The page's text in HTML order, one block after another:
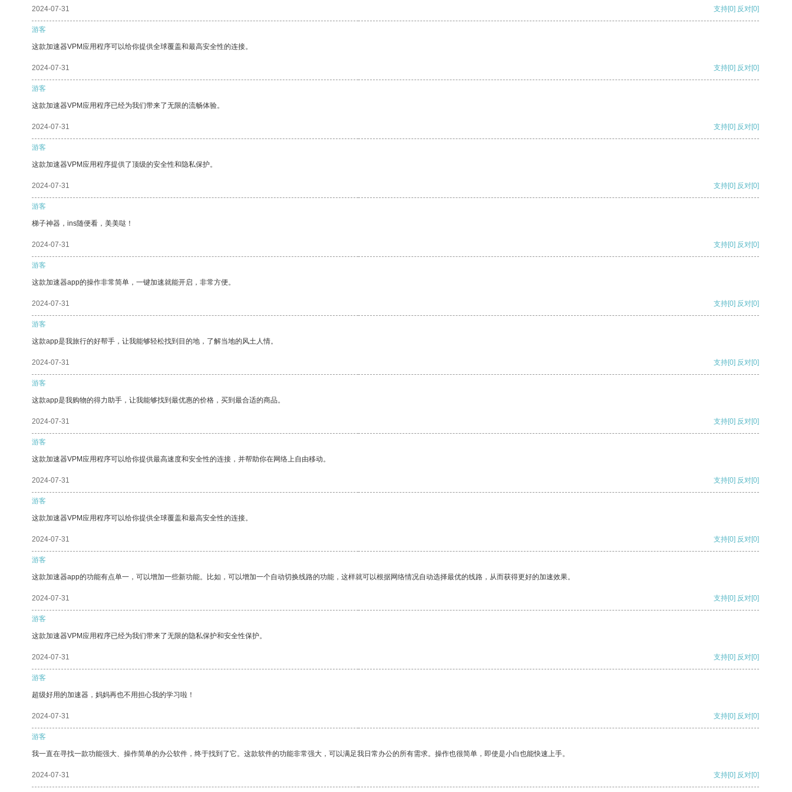
2024-07-31 支持[0] 反对[0]
游客
这款加速器VPM应用程序可以给你提供全球覆盖和最高安全性的连接。
2024-07-31 支持[0] 反对[0]
游客
这款加速器VPM应用程序已经为我们带来了无限的流畅体验。
2024-07-31 支持[0] 反对[0]
游客
这款加速器VPM应用程序提供了顶级的安全性和隐私保护。
2024-07-31 支持[0] 反对[0]
游客
梯子神器，ins随便看，美美哒！
2024-07-31 支持[0] 反对[0]
游客
这款加速器app的操作非常简单，一键加速就能开启，非常方便。
2024-07-31 支持[0] 反对[0]
游客
这款app是我旅行的好帮手，让我能够轻松找到目的地，了解当地的风土人情。
2024-07-31 支持[0] 反对[0]
游客
这款app是我购物的得力助手，让我能够找到最优惠的价格，买到最合适的商品。
2024-07-31 支持[0] 反对[0]
游客
这款加速器VPM应用程序可以给你提供最高速度和安全性的连接，并帮助你在网络上自由移动。
2024-07-31 支持[0] 反对[0]
游客
这款加速器VPM应用程序可以给你提供全球覆盖和最高安全性的连接。
2024-07-31 支持[0] 反对[0]
游客
这款加速器app的功能有点单一，可以增加一些新功能。比如，可以增加一个自动切换线路的功能，这样就可以根据网络情况自动选择最优的线路，从而获得更好的加速效果。
2024-07-31 支持[0] 反对[0]
游客
这款加速器VPM应用程序已经为我们带来了无限的隐私保护和安全性保护。
2024-07-31 支持[0] 反对[0]
游客
超级好用的加速器，妈妈再也不用担心我的学习啦！
2024-07-31 支持[0] 反对[0]
游客
我一直在寻找一款功能强大、操作简单的办公软件，终于找到了它。这款软件的功能非常强大，可以满足我日常办公的所有需求。操作也很简单，即使是小白也能快速上手。
2024-07-31 支持[0] 反对[0]